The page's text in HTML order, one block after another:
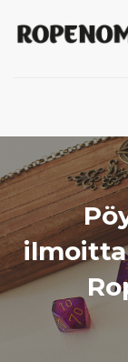
ROPECON
SKENE
PELIT
IN ENGLISH
SEARCH